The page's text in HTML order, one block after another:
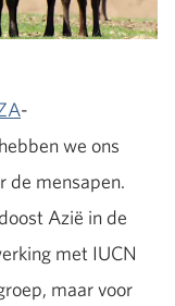
-
we ons
de mensapen.
Azië in de
met IUCN
maar voor